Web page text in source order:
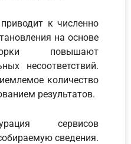
к численно
на основе
повышают
несоответствий.
количество
результатов.
сервисов
сведения.